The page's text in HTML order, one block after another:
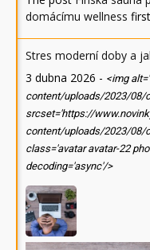
domácímu wellness
Stres moderní doby a
3 dubna 2026 - <img
content/uploads/2023/08/
srcset='https://
content/uploads/2023/08/
class='avatar avatar-22
decoding='async'/>